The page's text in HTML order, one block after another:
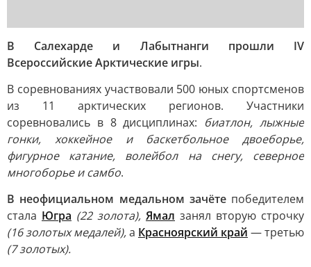
В Салехарде и Лабытнанги прошли IV
Всероссийские Арктические игры.
В соревнованиях участвовали 500 юных спортсменов
из 11 арктических регионов. Участники
соревновались в 8 дисциплинах: биатлон, лыжные
гонки, хоккейное и баскетбольное двоеборье,
фигурное катание, волейбол на снегу, северное
многоборье и самбо.
В неофициальном медальном зачётепобедителем
стала Югра (22 золота), Ямал занял вторую строчку
(16 золотых медалей),а Красноярский край — третью
(7 золотых).